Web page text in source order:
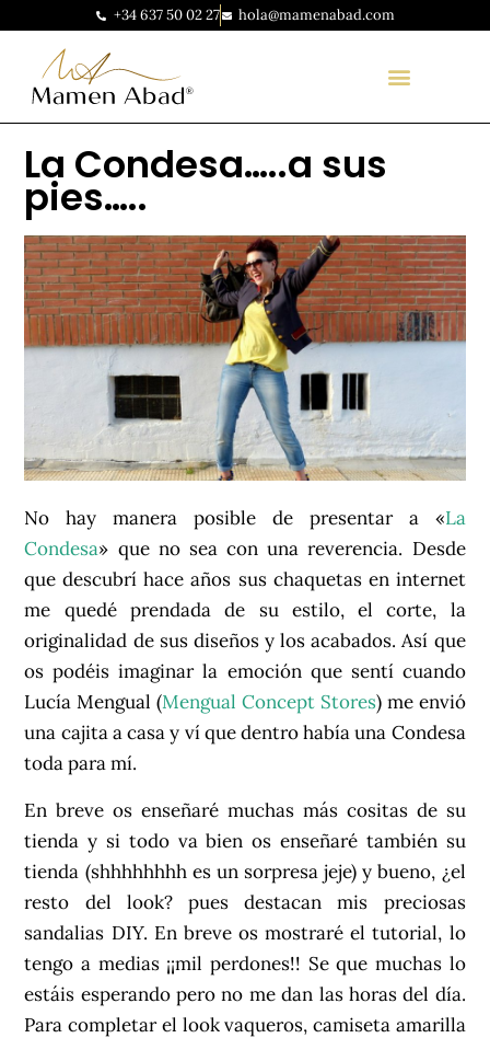
+34 637 50 02 27 hola@mamenabad.com
La Condesa…..a sus
pies…..
No hay manera posible de presentar a «La
Condesa» que no sea con una reverencia. Desde
que descubrí hace años sus chaquetas en internet
me quedé prendada de su estilo, el corte, la
originalidad de sus diseños y los acabados. Así que
os podéis imaginar la emoción que sentí cuando
Lucía Mengual (Mengual Concept Stores) me envió
una cajita a casa y ví que dentro había una Condesa
toda para mí.
En breve os enseñaré muchas más cositas de su
tienda y si todo va bien os enseñaré también su
tienda (shhhhhhhh es un sorpresa jeje) y bueno, ¿el
resto del look? pues destacan mis preciosas
sandalias DIY. En breve os mostraré el tutorial, lo
tengo a medias ¡¡mil perdones!! Se que muchas lo
estáis esperando pero no me dan las horas del día.
Para completar el look vaqueros, camiseta amarilla